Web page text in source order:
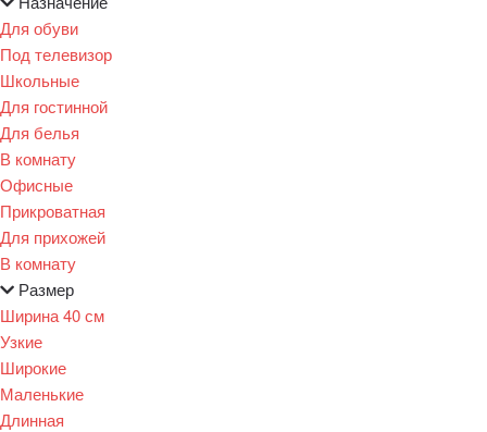
Для обуви
Под телевизор
Школьные
Для гостинной
Для белья
В комнату
Офисные
Прикроватная
Для прихожей
В комнату
Размер
Ширина 40 см
Узкие
Широкие
Маленькие
Длинная